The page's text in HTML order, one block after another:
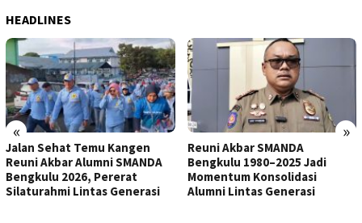
HEADLINES
« »
Jalan Sehat Temu Kangen
Reuni Akbar Alumni SMANDA
Bengkulu 2026, Pererat
Silaturahmi Lintas Generasi
Reuni Akbar SMANDA
Bengkulu 1980–2025 Jadi
Momentum Konsolidasi
Alumni Lintas Generasi